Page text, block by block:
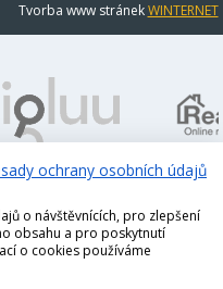
Tvorba www stránekWINTERNET
ochrany osobních údajů
o návštěvnících, pro zlepšení
obsahu a pro poskytnutí
o cookies používáme